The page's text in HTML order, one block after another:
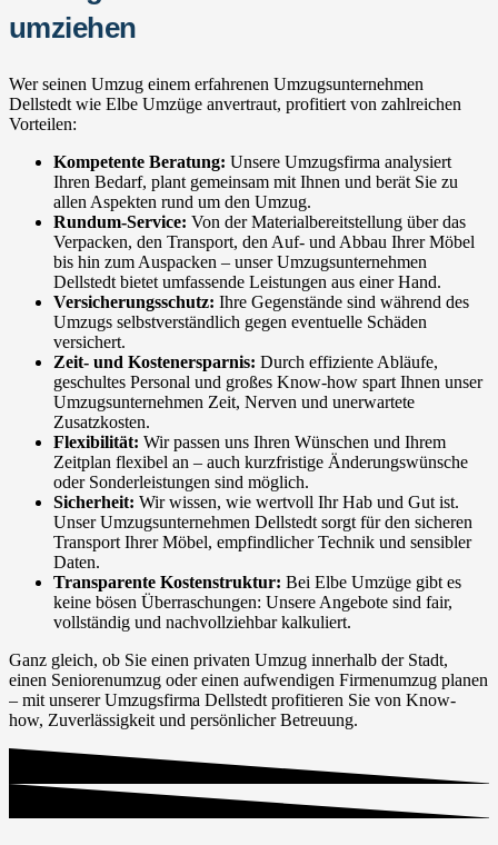
umziehen
Wer seinen Umzug einem erfahrenen Umzugsunternehmen
Dellstedt wie Elbe Umzüge anvertraut, profitiert von zahlreichen
Vorteilen:
Kompetente Beratung: Unsere Umzugsfirma analysiert
Ihren Bedarf, plant gemeinsam mit Ihnen und berät Sie zu
allen Aspekten rund um den Umzug.
Rundum-Service: Von der Materialbereitstellung über das
Verpacken, den Transport, den Auf- und Abbau Ihrer Möbel
bis hin zum Auspacken – unser Umzugsunternehmen
Dellstedt bietet umfassende Leistungen aus einer Hand.
Versicherungsschutz: Ihre Gegenstände sind während des
Umzugs selbstverständlich gegen eventuelle Schäden
versichert.
Zeit- und Kostenersparnis: Durch effiziente Abläufe,
geschultes Personal und großes Know-how spart Ihnen unser
Umzugsunternehmen Zeit, Nerven und unerwartete
Zusatzkosten.
Flexibilität: Wir passen uns Ihren Wünschen und Ihrem
Zeitplan flexibel an – auch kurzfristige Änderungswünsche
oder Sonderleistungen sind möglich.
Sicherheit: Wir wissen, wie wertvoll Ihr Hab und Gut ist.
Unser Umzugsunternehmen Dellstedt sorgt für den sicheren
Transport Ihrer Möbel, empfindlicher Technik und sensibler
Daten.
Transparente Kostenstruktur: Bei Elbe Umzüge gibt es
keine bösen Überraschungen: Unsere Angebote sind fair,
vollständig und nachvollziehbar kalkuliert.
Ganz gleich, ob Sie einen privaten Umzug innerhalb der Stadt,
einen Seniorenumzug oder einen aufwendigen Firmenumzug planen
– mit unserer Umzugsfirma Dellstedt profitieren Sie von Know-
how, Zuverlässigkeit und persönlicher Betreuung.